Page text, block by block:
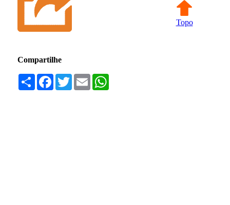
Topo
Compartilhe
Compartilhar
Facebook
TwitterEmail